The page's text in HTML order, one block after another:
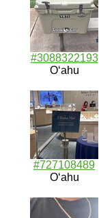
#3088322193
Oʻahu
#727108489
Oʻahu